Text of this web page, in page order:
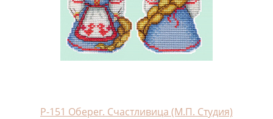
Р-151 Оберег. Счастливица (М.П. Студия)